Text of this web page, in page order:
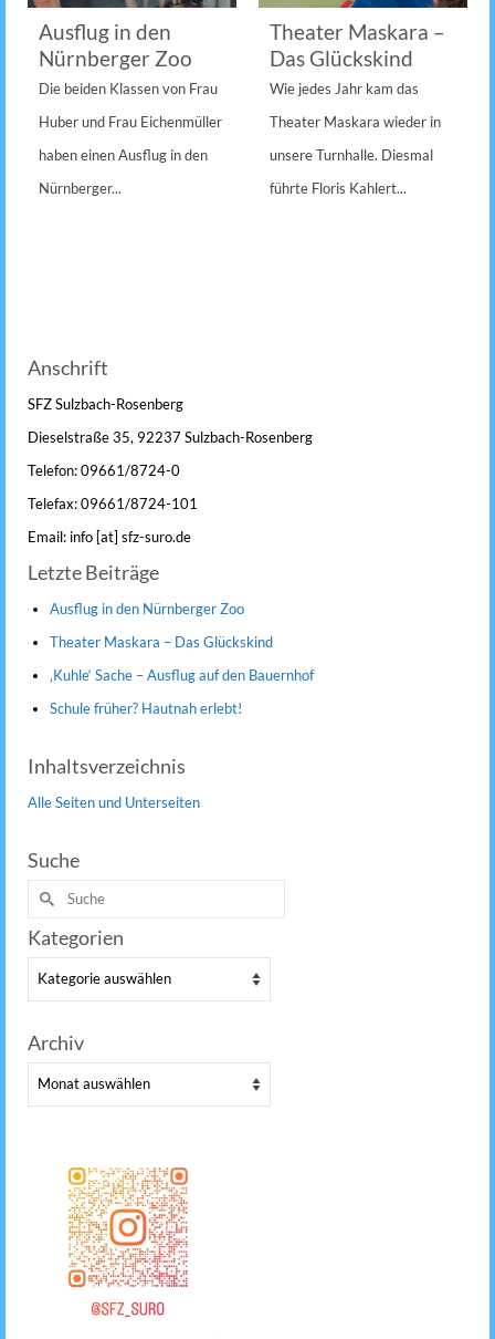
Ausflug in den
Nürnberger Zoo
Die beiden Klassen von Frau
Huber und Frau Eichenmüller
haben einen Ausflug in den
Nürnberger...
Theater Maskara –
Das Glückskind
Wie jedes Jahr kam das
Theater Maskara wieder in
unsere Turnhalle. Diesmal
führte Floris Kahlert...
Anschrift
SFZ Sulzbach-Rosenberg
Dieselstraße 35, 92237 Sulzbach-Rosenberg
Telefon: 09661/8724-0
Telefax: 09661/8724-101
Email: info [at] sfz-suro.de
Letzte Beiträge
Ausflug in den Nürnberger Zoo
Theater Maskara – Das Glückskind
‚Kuhle‘ Sache – Ausflug auf den Bauernhof
Schule früher? Hautnah erlebt!
Inhaltsverzeichnis
Alle Seiten und Unterseiten
Suche
Suche
nach:
Kategorien
Kategorien
Archiv
Archiv